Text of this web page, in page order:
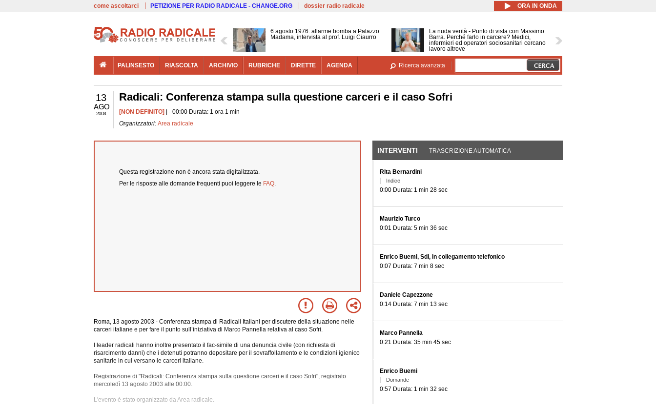
Salta al contenuto principale
come ascoltarci PETIZIONE PER RADIO RADICALE - CHANGE.ORG dossier radio radicale ORA IN ONDA
6 agosto 1976: allarme bomba a Palazzo
Madama, intervista al prof. Luigi Ciaurro
La nuda verità - Punto di vista con Massimo
Barra. Perché farlo in carcere? Medici,
infermieri ed operatori sociosanitari cercano
lavoro altrove
PALINSESTO RIASCOLTA ARCHIVIO RUBRICHE DIRETTE AGENDA Ricerca avanzata
13
AGO
2003
Radicali: Conferenza stampa sulla questione carceri e il caso Sofri
[NON DEFINITO]
| - 00:00 Durata: 1 ora 1 min
Organizzatori: Area radicale
Questa registrazione non è ancora stata digitalizzata.
Per le risposte alle domande frequenti puoi leggere le FAQ.
Roma, 13 agosto 2003 - Conferenza stampa di Radicali Italiani per discutere della situazione nelle
carceri italiane e per fare il punto sull’iniziativa di Marco Pannella relativa al caso Sofri.
I leader radicali hanno inoltre presentato il fac-simile di una denuncia civile (con richiesta di
risarcimento danni) che i detenuti potranno depositare per il sovraffollamento e le condizioni igienico
sanitarie in cui versano le carceri italiane.
Registrazione di "Radicali: Conferenza stampa sulla questione carceri e il caso Sofri", registrato
mercoledì 13 agosto 2003 alle 00:00.
L'evento è stato organizzato da Area radicale.
INTERVENTI (SCHEDA ATTIVA)
TRASCRIZIONE AUTOMATICA
Rita Bernardini
Indice
0:00 Durata: 1 min 28 sec
Maurizio Turco
0:01 Durata: 5 min 36 sec
Enrico Buemi, Sdi, in collegamento telefonico
0:07 Durata: 7 min 8 sec
Daniele Capezzone
0:14 Durata: 7 min 13 sec
Marco Pannella
0:21 Durata: 35 min 45 sec
Enrico Buemi
Domande
0:57 Durata: 1 min 32 sec